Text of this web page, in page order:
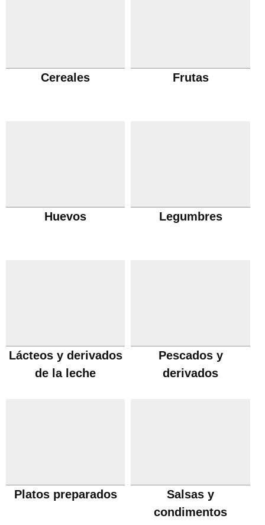
Cereales Frutas
Huevos Legumbres
Lácteos y derivados
de la leche
Pescados y
derivados
Platos preparados
Salsas y
condimentos